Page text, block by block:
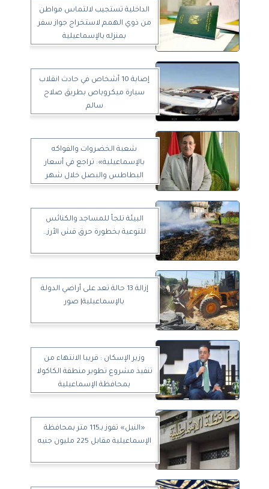
الداخلية تستجيب لالتماس مواطن
من ذوي الهمم لاستخراج جواز سفر
بمنزله بالإسماعيلية
إصابة 10 أشخاص في حادث انقلاب
سيارة ميكروباص بطريق صلاح
سالم
شعبة الخضروات والفواكه
بالإسماعيلية»: تراجع في أسعار
البطاطس والبصل خلال شهر
البيئة تلجأ للمساجد والكنائس
للتوعية بخطورة حرق قش الأرز..
إزالة 13 حالة تعد على أراضي الدولة
بالإسماعيلية| صور
وزير الإسكان : قريبا الانتهاء من
تنفيذ مشروع تطوير منطقة الكاكولا
بمحافظة الإسماعيلية
«النيل» تفوز بـ115 متر بمحافظة
الإسماعيلية مقابل 225 مليون جنيه